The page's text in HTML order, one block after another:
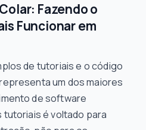
Fazendo o
Funcionar em
de tutoriais e o código
um dos maiores
de software
tutoriais é voltado para